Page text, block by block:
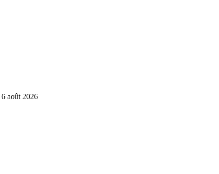
6 août 2026